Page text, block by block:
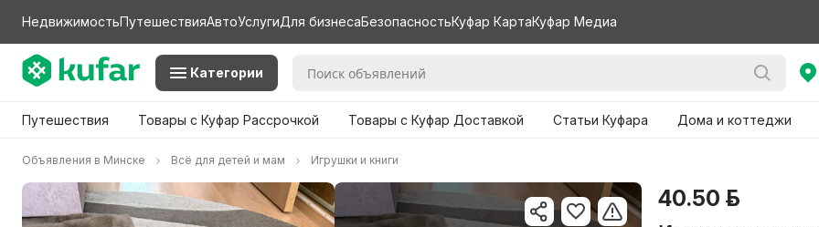
НедвижимостьПутешествияАвтоУслугиДля бизнесаБезопасностьКуфар КартаКуфар Медиа
Категории
Путешествия Товары с Куфар Рассрочкой Товары с Куфар Доставкой Статьи Куфара Дома и коттеджи
Объявления в Минске Всё для детей и мам Игрушки и книги
40.50 р.